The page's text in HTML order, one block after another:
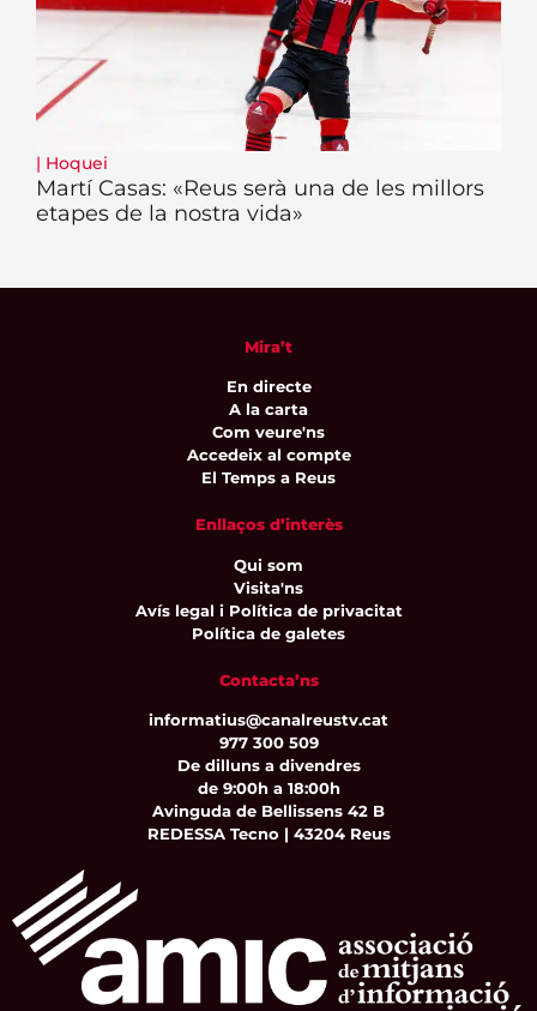
| Hoquei
Martí Casas: «Reus serà una de les millors
etapes de la nostra vida»
Mira’t
En directe
A la carta
Com veure'ns
Accedeix al compte
El Temps a Reus
Enllaços d’interès
Qui som
Visita'ns
Avís legal i Política de privacitat
Política de galetes
Contacta’ns
informatius@canalreustv.cat
977 300 509
De dilluns a divendres
de 9:00h a 18:00h
Avinguda de Bellissens 42 B
REDESSA Tecno | 43204 Reus